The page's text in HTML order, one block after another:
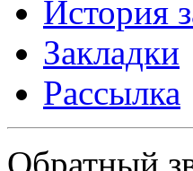
История
Закладки
Рассылка
Обратный